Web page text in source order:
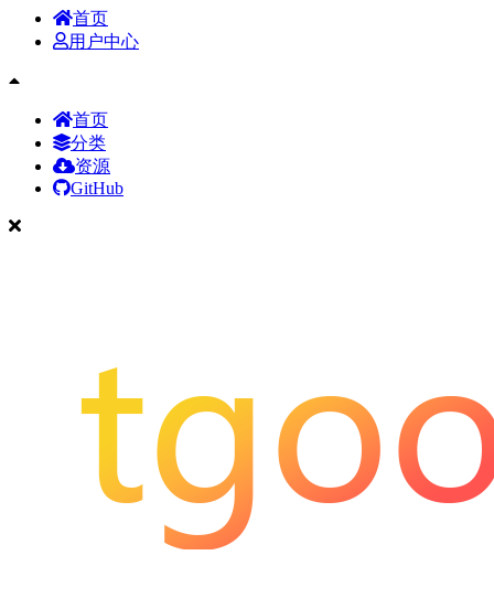
首页
用户中心
首页
分类
资源
GitHub